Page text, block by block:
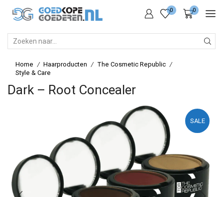
0 0
Home / Haarproducten / The Cosmetic Republic /
Style & Care
Dark – Root Concealer
SALE